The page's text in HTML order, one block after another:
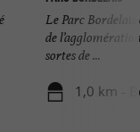
Le Parc
de
sortes de ...
1,0 km -